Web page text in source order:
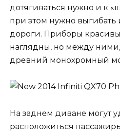
дотягиваться нужно и к
при этом нужно выгибать
дороги. Приборы
наглядны, но между ними,
древний монохромный
На заднем диване могут
расположиться